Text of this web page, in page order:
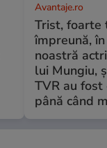
Avantaje.ro
Trist, foarte
împreună,
noastră
lui Mungiu,
TVR au
până când